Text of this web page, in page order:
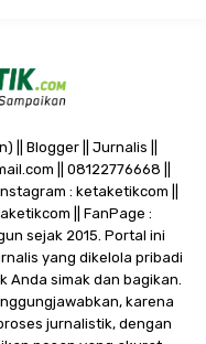
|| Blogger || Jurnalis ||
|| 08122776668 ||
: ketaketikcom ||
|| FanPage :
sejak 2015. Portal ini
yang dikelola pribadi
Anda simak dan bagikan.
karena
jurnalistik, dengan